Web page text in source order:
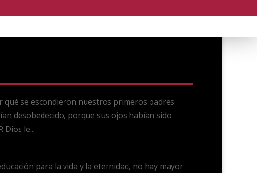
qué se escondieron nuestros primeros padres
desobedecido, porque sus ojos habían sido
Dios le...
para la vida y la eternidad, no hay mayor